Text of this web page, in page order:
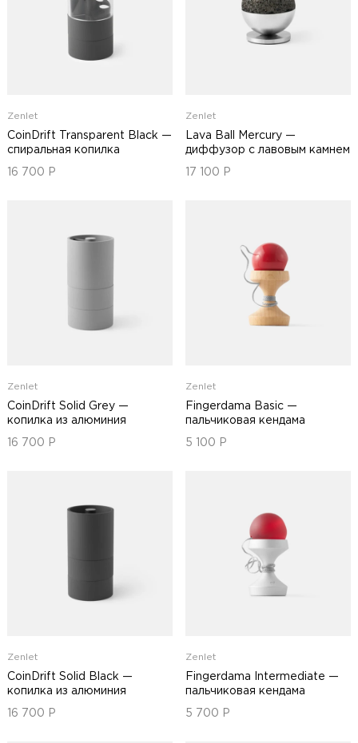
Zenlet
CoinDrift Transparent Black —
спиральная копилка
16 700 Р
Zenlet
Lava Ball Mercury —
диффузор с лавовым камнем
17 100 Р
Zenlet
CoinDrift Solid Grey —
копилка из алюминия
16 700 Р
Zenlet
Fingerdama Basic —
пальчиковая кендама
5 100 Р
Zenlet
CoinDrift Solid Black —
копилка из алюминия
16 700 Р
Zenlet
Fingerdama Intermediate —
пальчиковая кендама
5 700 Р